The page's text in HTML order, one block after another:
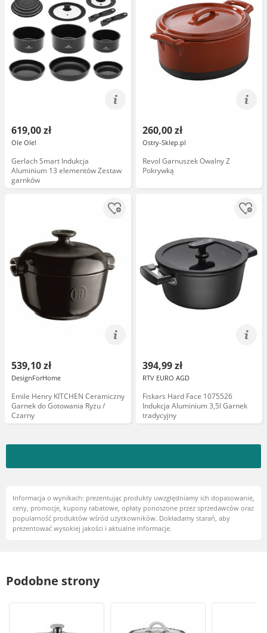
619,00 zł
Ole Ole!
Gerlach Smart Indukcja
Aluminium 13 elementów Zestaw
garnków
260,00 zł
Ostry-Sklep.pl
Revol Garnuszek Owalny Z
Pokrywką
539,10 zł
DesignForHome
Emile Henry KITCHEN Ceramiczny
Garnek do Gotowania Ryżu /
Czarny
394,99 zł
RTV EURO AGD
Fiskars Hard Face 1075526
Indukcja Aluminium 3,5l Garnek
tradycyjny
Informacja o wynikach: prezentując produkty uwzględniamy ich dopasowanie,
ceny, promocje, kupony rabatowe, opłaty ponoszone przez sprzedawców oraz
popularność produktów wśród użytkowników. Dokładamy starań, aby
prezentować wysokiej jakości i aktualne informacje.
Podobne strony